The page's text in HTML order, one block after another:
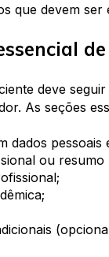
que devem ser
deve
As seções
dados pessoais
ou resumo